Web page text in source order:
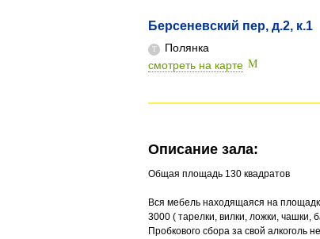
Берсеневский пер, д.2, к.1
Полянка
смотреть на карте
Описание зала:
Общая площадь 130 квадратов
Вся мебель находящаяся на
3000 ( тарелки, вилки, ложки,
Пробкового сбора за свой